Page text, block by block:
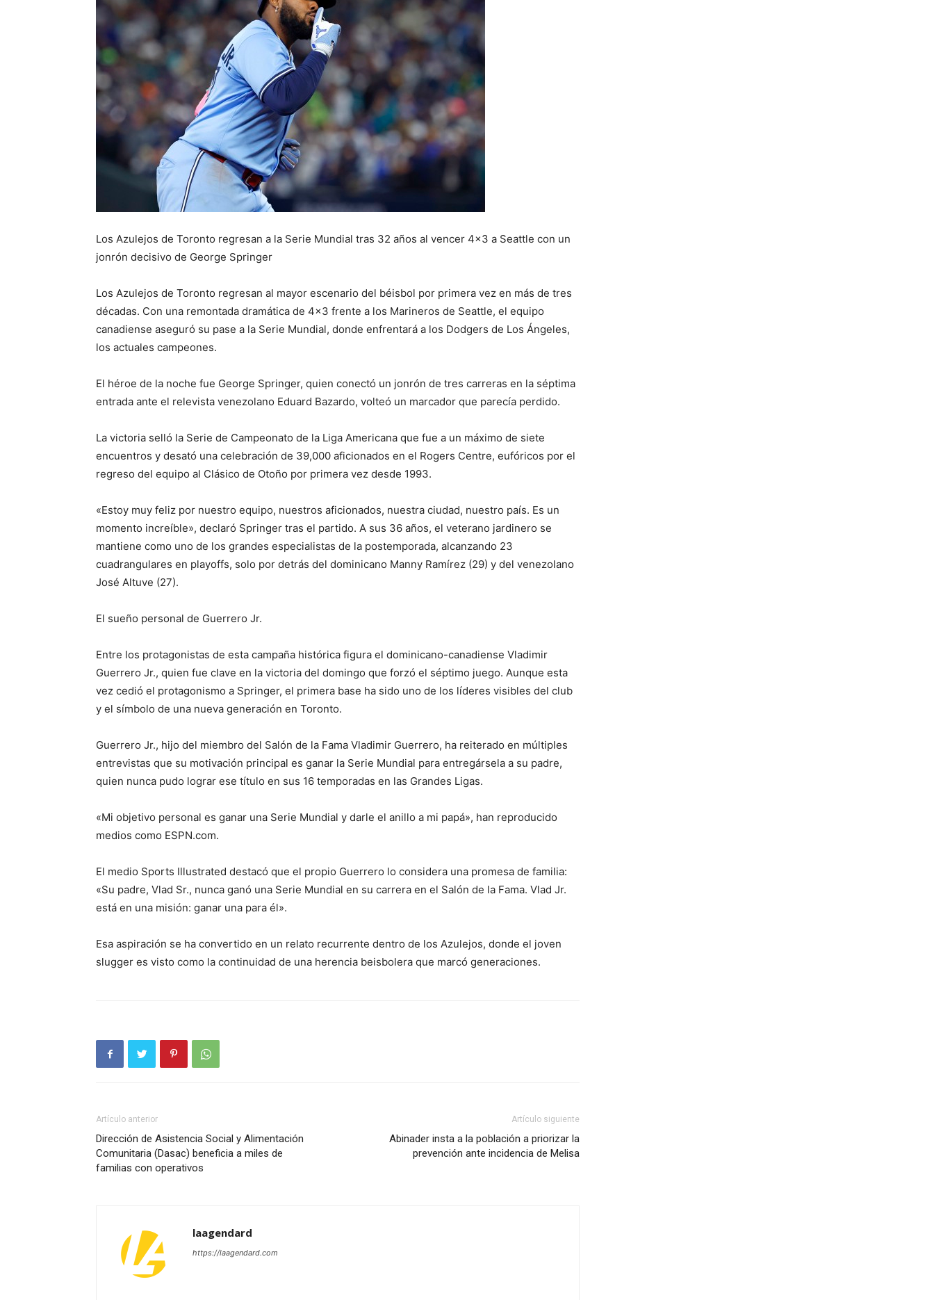
Los Azulejos de Toronto regresan a la Serie Mundial tras 32 años al vencer 4×3 a Seattle con un
jonrón decisivo de George Springer
Los Azulejos de Toronto regresan al mayor escenario del béisbol por primera vez en más de tres
décadas. Con una remontada dramática de 4×3 frente a los Marineros de Seattle, el equipo
canadiense aseguró su pase a la Serie Mundial, donde enfrentará a los Dodgers de Los Ángeles,
los actuales campeones.
El héroe de la noche fue George Springer, quien conectó un jonrón de tres carreras en la séptima
entrada ante el relevista venezolano Eduard Bazardo, volteó un marcador que parecía perdido.
La victoria selló la Serie de Campeonato de la Liga Americana que fue a un máximo de siete
encuentros y desató una celebración de 39,000 aficionados en el Rogers Centre, eufóricos por el
regreso del equipo al Clásico de Otoño por primera vez desde 1993.
«Estoy muy feliz por nuestro equipo, nuestros aficionados, nuestra ciudad, nuestro país. Es un
momento increíble», declaró Springer tras el partido. A sus 36 años, el veterano jardinero se
mantiene como uno de los grandes especialistas de la postemporada, alcanzando 23
cuadrangulares en playoffs, solo por detrás del dominicano Manny Ramírez (29) y del venezolano
José Altuve (27).
El sueño personal de Guerrero Jr.
Entre los protagonistas de esta campaña histórica figura el dominicano-canadiense Vladimir
Guerrero Jr., quien fue clave en la victoria del domingo que forzó el séptimo juego. Aunque esta
vez cedió el protagonismo a Springer, el primera base ha sido uno de los líderes visibles del club
y el símbolo de una nueva generación en Toronto.
Guerrero Jr., hijo del miembro del Salón de la Fama Vladimir Guerrero, ha reiterado en múltiples
entrevistas que su motivación principal es ganar la Serie Mundial para entregársela a su padre,
quien nunca pudo lograr ese título en sus 16 temporadas en las Grandes Ligas.
«Mi objetivo personal es ganar una Serie Mundial y darle el anillo a mi papá», han reproducido
medios como ESPN.com.
El medio Sports Illustrated destacó que el propio Guerrero lo considera una promesa de familia:
«Su padre, Vlad Sr., nunca ganó una Serie Mundial en su carrera en el Salón de la Fama. Vlad Jr.
está en una misión: ganar una para él».
Esa aspiración se ha convertido en un relato recurrente dentro de los Azulejos, donde el joven
slugger es visto como la continuidad de una herencia beisbolera que marcó generaciones.
Artículo anterior
Dirección de Asistencia Social y Alimentación
Comunitaria (Dasac) beneficia a miles de
familias con operativos
Artículo siguiente
Abinader insta a la población a priorizar la
prevención ante incidencia de Melisa
laagendard
https://laagendard.com